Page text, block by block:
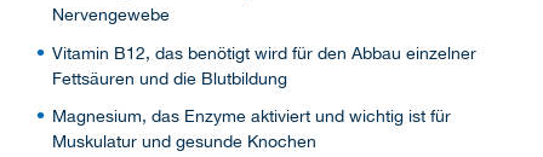
Nervengewebe
Vitamin B12, das benötigt wird für den Abbau einzelner
Fettsäuren und die Blutbildung
Magnesium, das Enzyme aktiviert und wichtig ist für
Muskulatur und gesunde Knochen